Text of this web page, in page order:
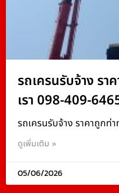
รถเครนรับจ้าง ร
เรา 098-409-
รถเครนรับจ้าง ราคาถูกท่
ดูเพิ่มเติม »
05/06/2026